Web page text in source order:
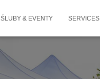
ŚLUBY & EVENTY SERVICES